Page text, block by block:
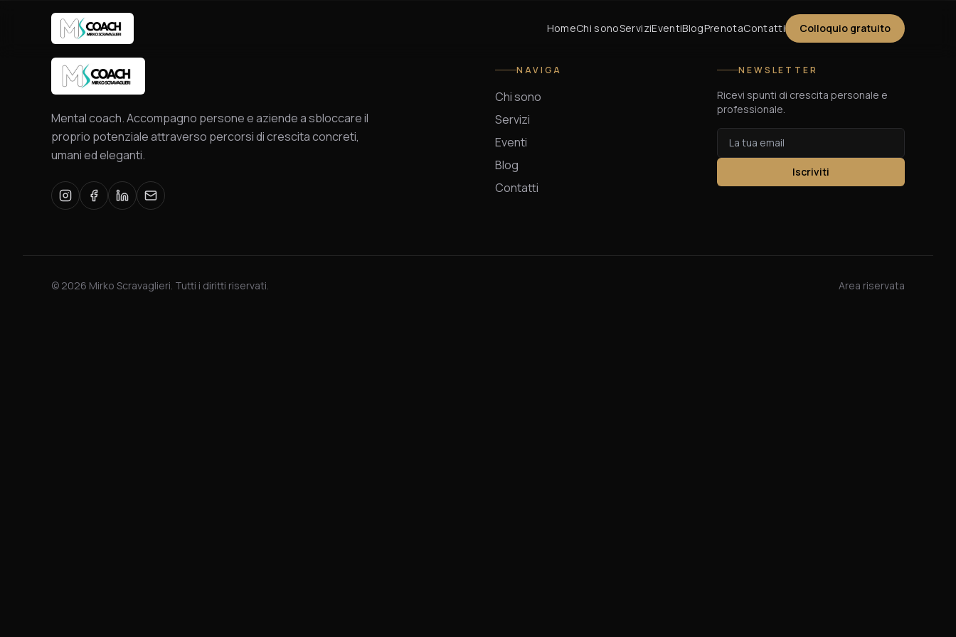
HomeChi sonoServiziEventiBlogPrenotaContatti Colloquio gratuito
Mental coach. Accompagno persone e aziende a sbloccare il
proprio potenziale attraverso percorsi di crescita concreti,
umani ed eleganti.
NAVIGA
Chi sono
Servizi
Eventi
Blog
Contatti
NEWSLETTER
Ricevi spunti di crescita personale e
professionale.
Iscriviti
© 2026 Mirko Scravaglieri. Tutti i diritti riservati. Area riservata